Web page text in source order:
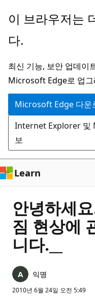
주
콘
츠
로
건
너
뛰
기
이 브라우저는
다.
최신 기능, 보안 업데이
Microsoft Edge로 업그
Microsoft Edge 다운
Internet Explorer 및
보
Learn
안녕하세
짐 현상에
니다.__
익명
2010년 6월 24일 오전 5:49